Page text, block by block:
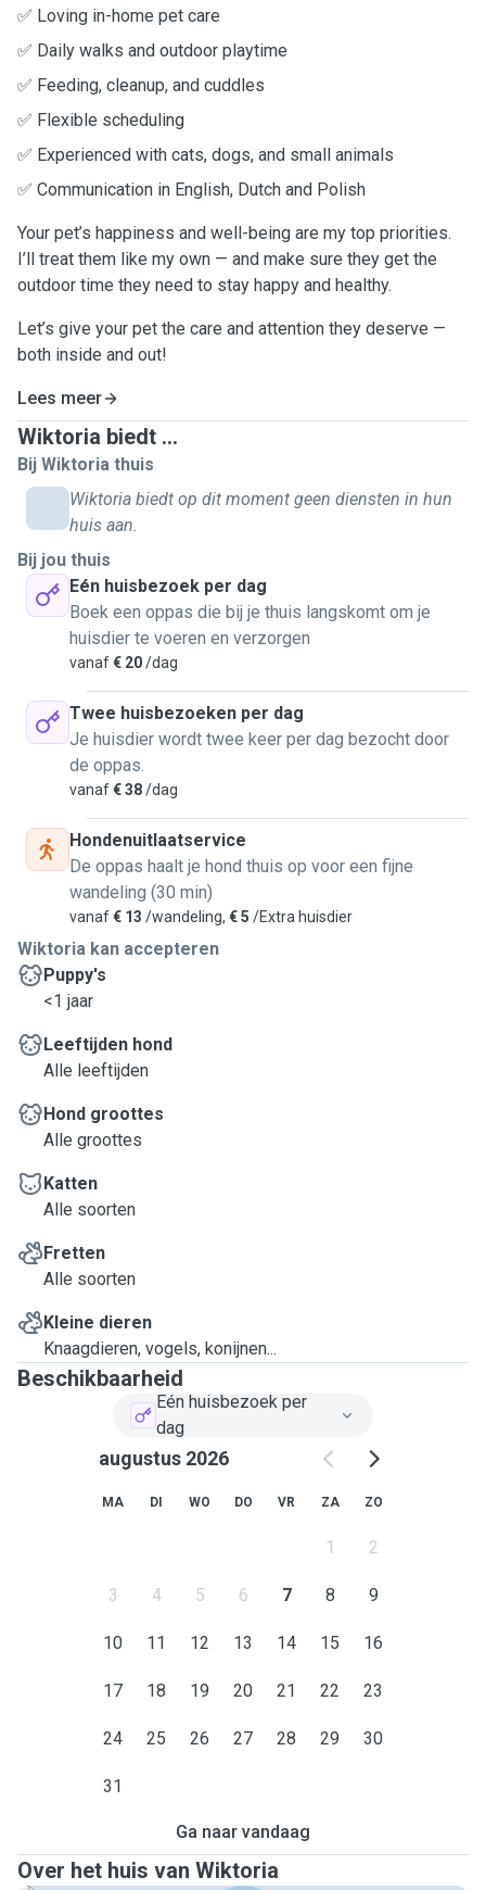
✅ Loving in-home pet care
✅ Daily walks and outdoor playtime
✅ Feeding, cleanup, and cuddles
✅ Flexible scheduling
✅ Experienced with cats, dogs, and small animals
✅ Communication in English, Dutch and Polish
Your pet’s happiness and well-being are my top priorities.
I’ll treat them like my own — and make sure they get the
outdoor time they need to stay happy and healthy.
Let’s give your pet the care and attention they deserve —
both inside and out!
Lees meer
Wiktoria biedt ...
Bij Wiktoria thuis
Wiktoria biedt op dit moment geen diensten in hun
huis aan.
Bij jou thuis
Eén huisbezoek per dag
Boek een oppas die bij je thuis langskomt om je
huisdier te voeren en verzorgen
vanaf€ 20/dag
Twee huisbezoeken per dag
Je huisdier wordt twee keer per dag bezocht door
de oppas.
vanaf€ 38/dag
Hondenuitlaatservice
De oppas haalt je hond thuis op voor een fijne
wandeling (30 min)
vanaf€ 13 /wandeling, € 5 /Extra huisdier
Wiktoria kan accepteren
Puppy's
<1 jaar
Leeftijden hond
Alle leeftijden
Hond groottes
Alle groottes
Katten
Alle soorten
Fretten
Alle soorten
Kleine dieren
Knaagdieren, vogels, konijnen...
Beschikbaarheid
Eén huisbezoek per
dag
augustus 2026
MA DI WO DO VR ZA ZO
1 2
3 4 5 6 7 8 9
10 11 12 13 14 15 16
17 18 19 20 21 22 23
24 25 26 27 28 29 30
31
Ga naar vandaag
Over het huis van Wiktoria